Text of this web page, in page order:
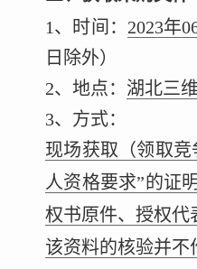
1、时间： 2023年
日除外）
2、地点： 湖北三
3、方式：
现场获取（领取
人资格要求”的证
权书原件、授权代
该资料的核验并